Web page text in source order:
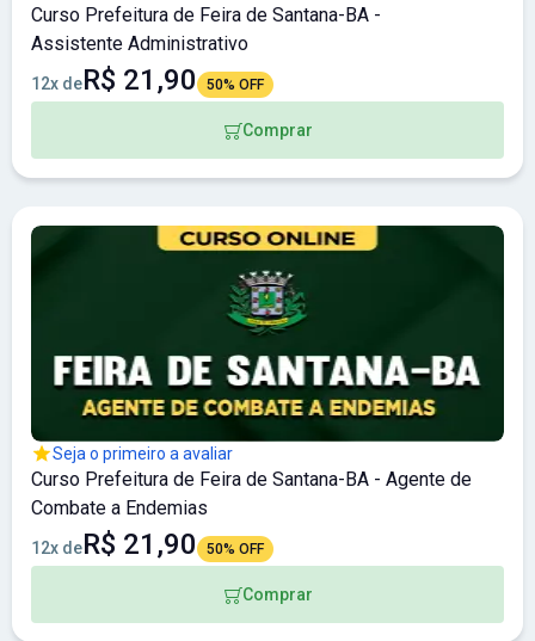
Curso Prefeitura de Feira de Santana-BA -
Assistente Administrativo
12x deR$ 21,90 50% OFF
Comprar
Seja o primeiro a avaliar
Curso Prefeitura de Feira de Santana-BA - Agente de
Combate a Endemias
12x deR$ 21,90 50% OFF
Comprar